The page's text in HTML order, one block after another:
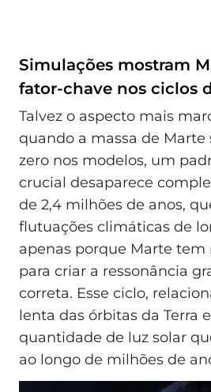
Simulações mostram
fator-chave nos ciclos
Talvez o aspecto mais
quando a massa de Marte
zero nos modelos, um
crucial desaparece
de 2,4 milhões de anos,
flutuações climáticas de
apenas porque Marte tem
para criar a ressonância
correta. Esse ciclo,
lenta das órbitas da Terra
quantidade de luz solar
ao longo de milhões de